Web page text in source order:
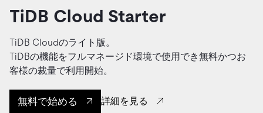
TiDB Cloud Starter
TiDB Cloudのライト版。
TiDBの機能をフルマネージド環境で使用でき無料かつお
客様の裁量で利用開始。
無料で始める 詳細を見る